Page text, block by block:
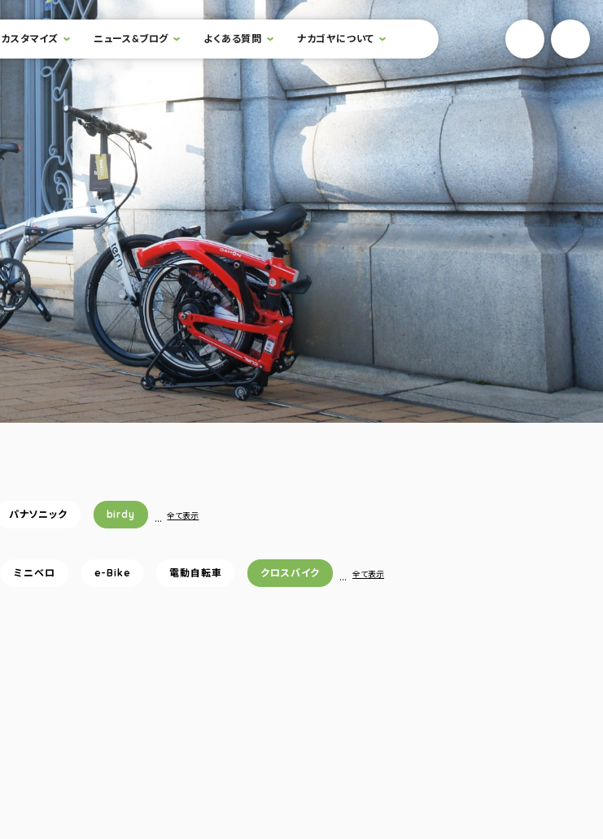
カスタマイズ ニュース&ブログ よくある質問 ナカゴヤについて 検索フォームを開閉する YouTube
パナソニック birdy … 全て表示
ミニベロ e-Bike 電動自転車 クロスバイク … 全て表示